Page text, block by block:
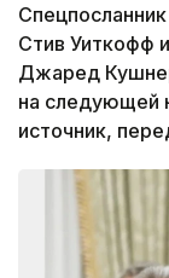
Стив Уиткофф
Джаред
на следующей
источник,